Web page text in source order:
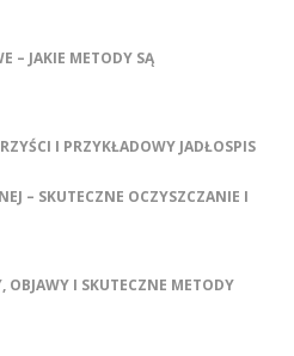
– JAKIE METODY SĄ
I PRZYKŁADOWY JADŁOSPIS
– SKUTECZNE OCZYSZCZANIE I
OBJAWY I SKUTECZNE METODY